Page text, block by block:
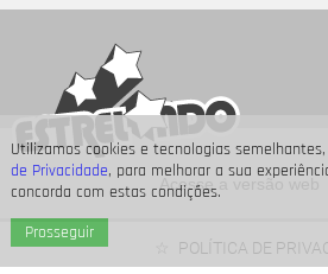
Utilizamos cookies e tecnologias
de Privacidade, para melhorar a sua
concorda com estas condições.
Prosseguir
Acesse a versão web
POLÍTICA DE